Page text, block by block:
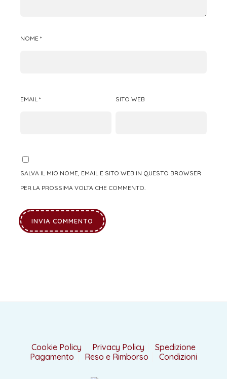
NOME *
EMAIL * SITO WEB
SALVA IL MIO NOME, EMAIL E SITO WEB IN QUESTO BROWSER
PER LA PROSSIMA VOLTA CHE COMMENTO.
Cookie Policy Privacy Policy
Spedizione
Pagamento
Reso e Rimborso Condizioni